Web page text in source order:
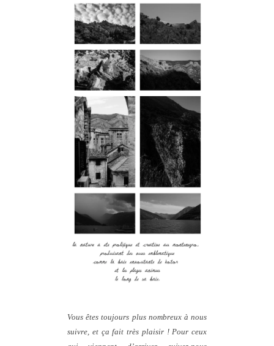
Vous êtes toujours plus nombreux à nous
suivre, et ça fait très plaisir ! Pour ceux